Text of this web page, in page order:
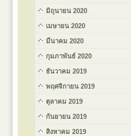
มิถุนายน 2020
เมษายน 2020
มีนาคม 2020
กุมภาพันธ์ 2020
ธันวาคม 2019
พฤศจิกายน 2019
ตุลาคม 2019
กันยายน 2019
สิงหาคม 2019